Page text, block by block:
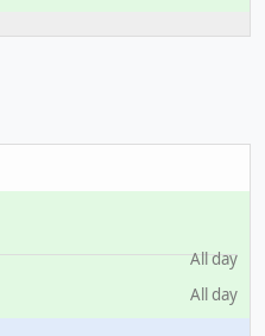
All day
All day